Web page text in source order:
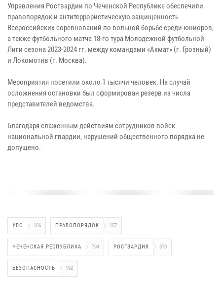
Управления Росгвардии по Чеченской Республике обеспечили
правопорядок и антитеррористическую защищенность
Всероссийских соревнований по вольной борьбе среди юниоров,
а также футбольного матча 18-го тура Молодежной футбольной
Лиги сезона 2023-2024 гг. между командами «Ахмат» (г. Грозный)
и Локомотив (г. Москва).
Мероприятия посетили около 1 тысячи человек. На случай
осложнения остановки был сформирован резерв из числа
представителей ведомства.
Благодаря слаженным действиям сотрудников войск
национальной гвардии, нарушений общественного порядка не
допущено.
УВО 106 ПРАВОПОРЯДОК 157
ЧЕЧЕНСКАЯ РЕСПУБЛИКА 794 РОСГВАРДИЯ 870
БЕЗОПАСНОСТЬ 192